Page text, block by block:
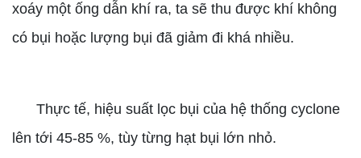
xoáy một ống dẫn khí ra, ta sẽ thu được khí không
có bụi hoặc lượng bụi đã giảm đi khá nhiều.
Thực tế, hiệu suất lọc bụi của hệ thống cyclone
lên tới 45-85 %, tùy từng hạt bụi lớn nhỏ.